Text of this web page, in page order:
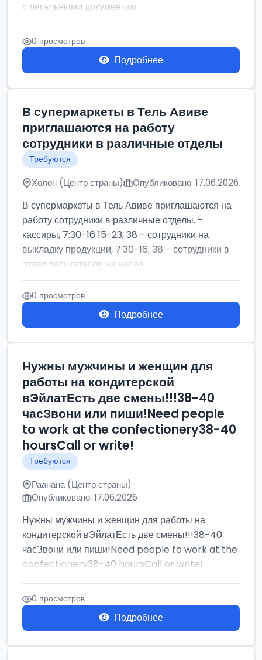
с легальными документам
0 просмотров
Подробнее
В супермаркеты в Тель Авиве
приглашаются на работу
сотрудники в различные отделы
Требуются
Холон (Центр страны) Опубликовано: 17.06.2026
В супермаркеты в Тель Авиве приглашаются на
работу сотрудники в различные отделы. -
кассиры, 7:30-16 15-23, 38 - сотрудники на
выкладку продукции, 7:30-16, 38 - сотрудники в
отдел деликатесов на нарез...
0 просмотров
Подробнее
Нужны мужчины и женщин для
работы на кондитерской
вЭйлатЕсть две смены!!!38-40
часЗвони или пиши!Need people
to work at the confectionery38-40
hoursCall or write!
Требуются
Раанана (Центр страны)
Опубликовано: 17.06.2026
Нужны мужчины и женщин для работы на
кондитерской вЭйлатЕсть две смены!!!38-40
часЗвони или пиши!Need people to work at the
confectionery38-40 hoursCall or write!
0 просмотров
Подробнее